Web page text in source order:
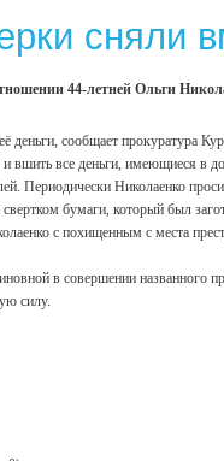
сняли
44-летней Ольги
сообщает прокуратура
вшить все деньги, имеющиеся в
Периодически Николаенко
бумаги, который был
с похищенным с места
в совершении названного
силу.